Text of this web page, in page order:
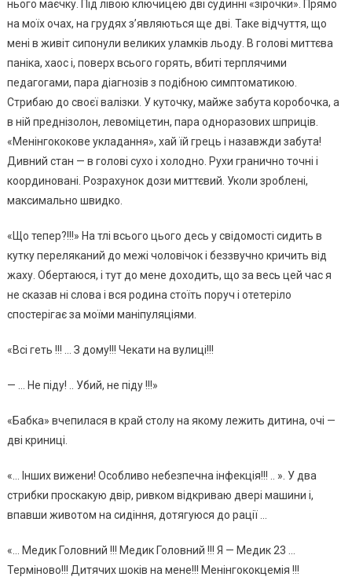
нього маєчку. Під лівою ключицею дві судинні «зірочки». Прямо
на моїх очах, на грудях з’являються ще дві. Таке відчуття, що
мені в живіт сипонули великих уламків льоду. В голові миттєва
паніка, хаос і, поверх всього горять, вбиті терплячими
педагогами, пара діагнозів з подібною симптоматикою.
Стрибаю до своєї валізки. У куточку, майже забута коробочка, а
в ній преднізолон, левоміцетин, пара одноразових шприців.
«Менінгококове укладання», хай їй грець і назавжди забута!
Дивний стан — в голові сухо і холодно. Рухи гранично точні і
координовані. Розрахунок дози миттєвий. Уколи зроблені,
максимально швидко.
«Що тепер?!!!» На тлі всього цього десь у свідомості сидить в
кутку переляканий до межі чоловічок і беззвучно кричить від
жаху. Обертаюся, і тут до мене доходить, що за весь цей час я
не сказав ні слова і вся родина стоїть поруч і отетеріло
спостерігає за моїми маніпуляціями.
«Всі геть !!! … З дому!!! Чекати на вулиці!!!
— … Не піду! .. Убий, не піду !!!»
«Бабка» вчепилася в край столу на якому лежить дитина, очі —
дві криниці.
«… Інших вижени! Особливо небезпечна інфекція!!! .. ». У два
стрибки проскакую двір, ривком відкриваю двері машини і,
впавши животом на сидіння, дотягуюся до рації …
«… Медик Головний !!! Медик Головний !!! Я — Медик 23 …
Терміново!!! Дитячих шоків на мене!!! Менінгококцемія !!!